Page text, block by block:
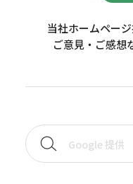
当社ホームペー
ご意見・ご感想